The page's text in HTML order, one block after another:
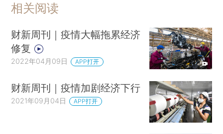
相关阅读
财新周刊｜疫情大幅拖累经济
修复
2022年04月09日 APP打开
财新周刊｜疫情加剧经济下行
2021年09月04日 APP打开